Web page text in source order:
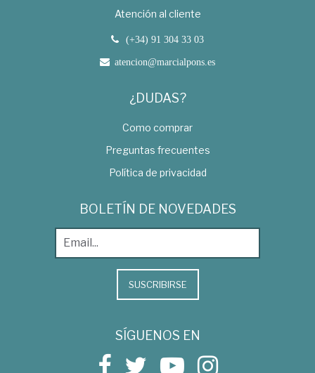
Atención al cliente
(+34) 91 304 33 03
atencion@marcialpons.es
¿DUDAS?
Como comprar
Preguntas frecuentes
Política de privacidad
BOLETÍN DE NOVEDADES
SUSCRIBIRSE
SÍGUENOS EN